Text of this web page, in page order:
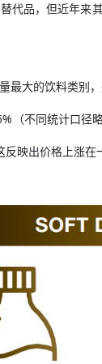
代品，但近年来
最大的饮料类别
（不同统计口径
映出价格上涨在